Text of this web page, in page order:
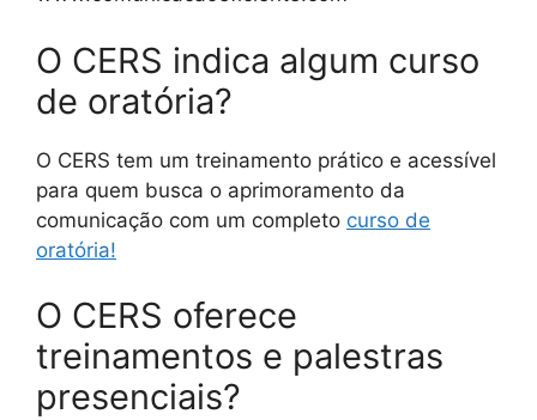
O CERS indica algum curso
de oratória?
O CERS tem um treinamento prático e acessível
para quem busca o aprimoramento da
comunicação com um completo curso de
oratória!
O CERS oferece
treinamentos e palestras
presenciais?